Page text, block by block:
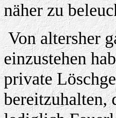
näher zu
Von altersher
einzustehen
private
bereitzuhalten,